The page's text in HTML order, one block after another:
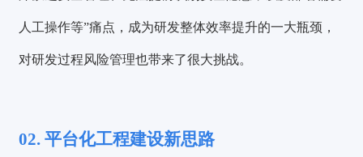
人工操作等”痛点，成为研发整体效率提升的一大瓶颈，
对研发过程风险管理也带来了很大挑战。
02. 平台化工程建设新思路